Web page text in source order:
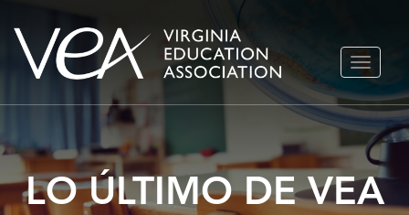
Ir
LO ÚLTIMO DE VEA